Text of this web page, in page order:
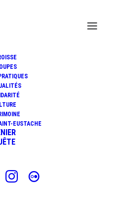
EUSTACHE
père Jacques
2020